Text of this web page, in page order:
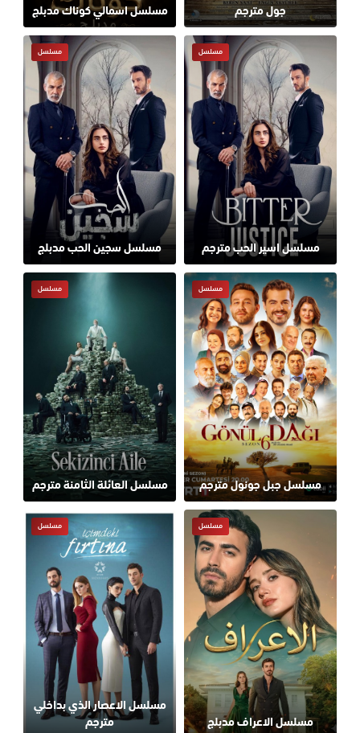
جول مترجم
مسلسل اسمالي كوناك مدبلج
مسلسل اسير الحب مترجم
مسلسل
مسلسل سجين الحب مدبلج
مسلسل
مسلسل جبل جونول مترجم
مسلسل
مسلسل العائلة الثامنة مترجم
مسلسل
مسلسل الاعراف مدبلج
مسلسل
مسلسل الاعصار الذي بداخلي
مترجم
مسلسل